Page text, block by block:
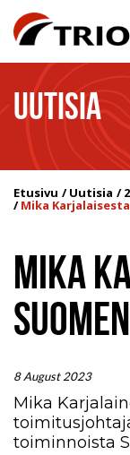
UUTISIA
Etusivu Uutisia
Mika
MIKA
8 August 2023
Mika
toiminnoista